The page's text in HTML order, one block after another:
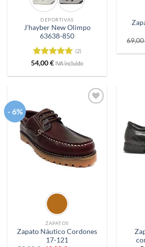
DEPORTIVAS
J’hayber New Olimpo
63638-850
Valorado
(2)
54,00€ IVA incluido
- 6%
ZAPATOS
Zapato Náutico Cordones
17-121